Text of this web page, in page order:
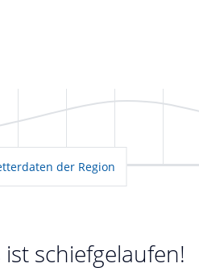
der Region
schiefgelaufen!